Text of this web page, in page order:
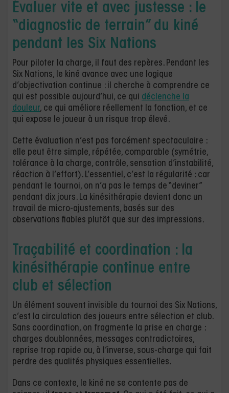
Évaluer vite et avec justesse : le
“diagnostic de terrain” du kiné
pendant les Six Nations
Pour piloter la charge, il faut des repères. Pendant les
Six Nations, le kiné avance avec une logique
d’objectivation continue : il cherche à comprendre ce
qui est possible aujourd’hui, ce qui déclenche la
douleur, ce qui améliore réellement la fonction, et ce
qui expose le joueur à un risque trop élevé.
Cette évaluation n’est pas forcément spectaculaire :
elle peut être simple, répétée, comparable (symétrie,
tolérance à la charge, contrôle, sensation d’instabilité,
réaction à l’effort). L’essentiel, c’est la régularité : car
pendant le tournoi, on n’a pas le temps de “deviner”
pendant dix jours. La kinésithérapie devient donc un
travail de micro-ajustements, basés sur des
observations fiables plutôt que sur des impressions.
Traçabilité et coordination : la
kinésithérapie continue entre
club et sélection
Un élément souvent invisible du tournoi des Six Nations,
c’est la circulation des joueurs entre sélection et club.
Sans coordination, on fragmente la prise en charge :
charges doublonnées, messages contradictoires,
reprise trop rapide ou, à l’inverse, sous-charge qui fait
perdre des qualités physiques essentielles.
Dans ce contexte, le kiné ne se contente pas de